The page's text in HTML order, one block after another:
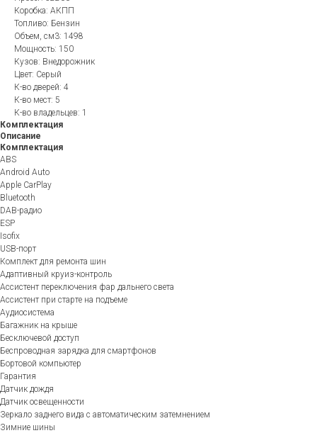
Коробка: АКПП
Топливо: Бензин
Объем, см3: 1498
Мощность: 150
Кузов: Внедорожник
Цвет: Серый
К-во дверей: 4
К-во мест: 5
К-во владельцев: 1
Комплектация
Описание
Комплектация
ABS
Android Auto
Apple CarPlay
Bluetooth
DAB-радио
ESP
Isofix
USB-порт
Комплект для ремонта шин
Адаптивный круиз-контроль
Ассистент переключения фар дальнего света
Ассистент при старте на подъеме
Аудиосистема
Багажник на крыше
Бесключевой доступ
Беспроводная зарядка для смартфонов
Бортовой компьютер
Гарантия
Датчик дождя
Датчик освещенности
Зеркало заднего вида с автоматическим затемнением
Зимние шины